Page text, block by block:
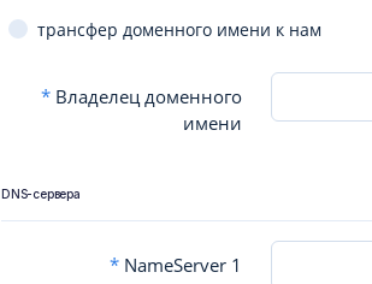
трансфер доменного имени к нам
* Владелец доменного
имени
DNS-сервера
* NameServer 1